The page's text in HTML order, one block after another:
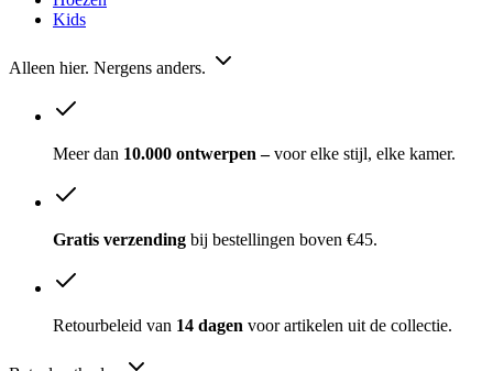
Kids
Alleen hier. Nergens anders.
Meer dan 10.000 ontwerpen –voor elke stijl, elke kamer.
Gratis verzending bij bestellingen boven €45.
Retourbeleid van 14 dagen voor artikelen uit de collectie.